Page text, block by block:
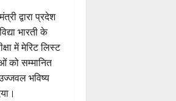
द्वारा प्रदेश
भारती के
में मेरिट लिस्ट
को सम्मानित
भविष्य